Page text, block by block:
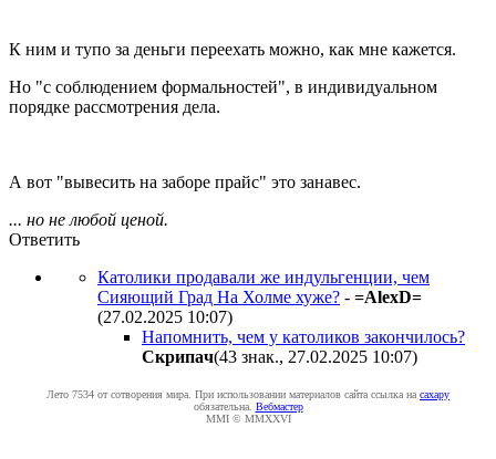
К ним и тупо за деньги переехать можно, как мне кажется.
Но "с соблюдением формальностей", в индивидуальном
порядке рассмотрения дела.
А вот "вывесить на заборе прайс" это занавес.
... но не любой ценой.
Ответить
Католики продавали же индульгенции, чем
Сияющий Град На Холме хуже? - =AlexD=
(27.02.2025 10:07)
Напомнить, чем у католиков закончилось?
Cкpипaч(43 знак., 27.02.2025 10:07)
Лето 7534 от сотворения мира. При использовании материалов сайта ссылка на caxapу
обязательна. Вебмастер
MMI © MMXXVI